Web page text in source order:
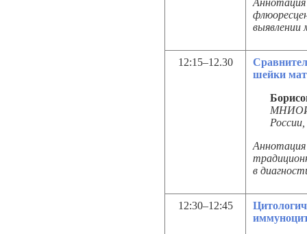
выявлении
12:15–12.30
шейки
МНИОИ
Аннотация
в
12:30–12:45